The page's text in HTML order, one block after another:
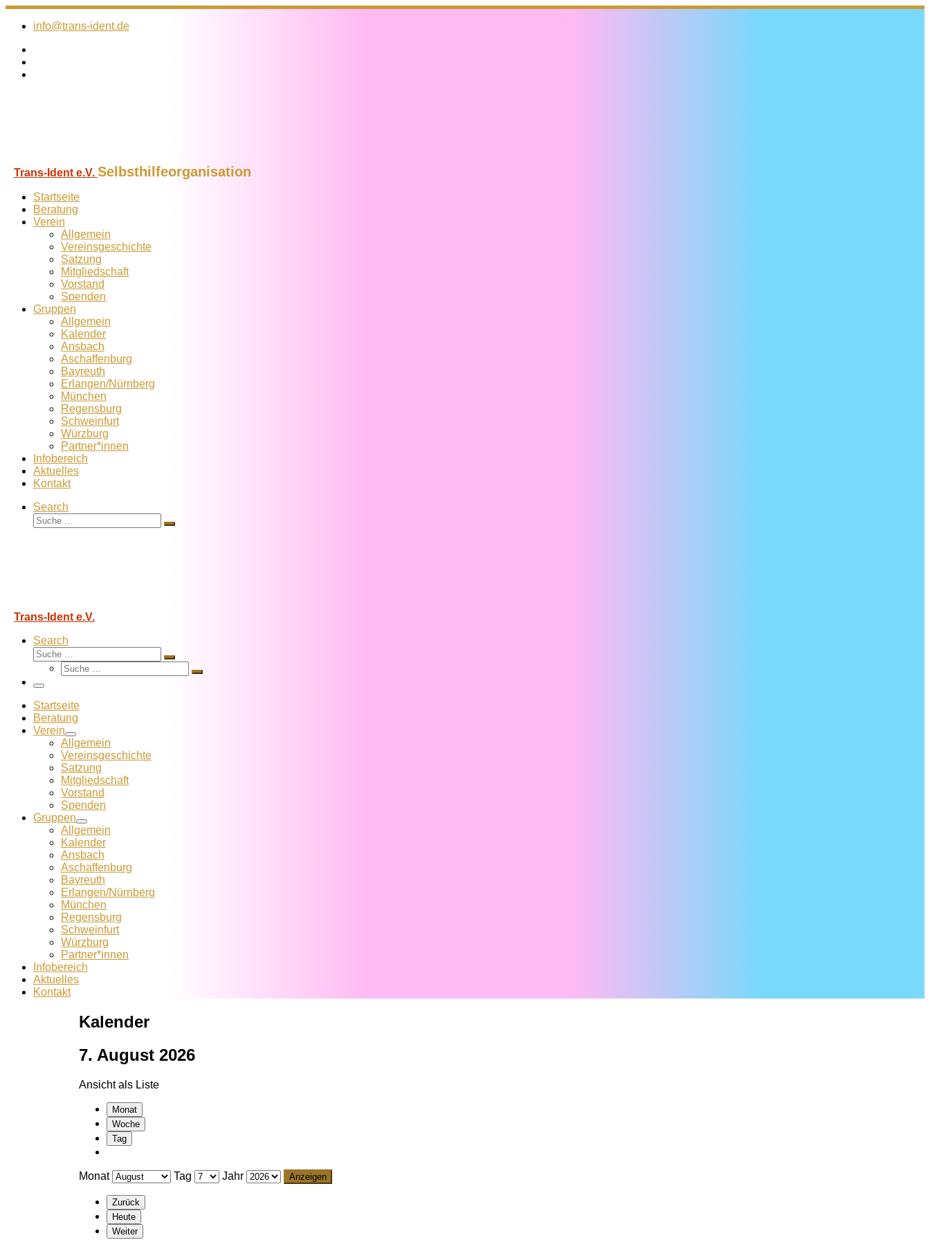
Zum
Inhalt
info@trans-ident.de
Trans-Ident e.V. Selbsthilfeorganisation
Startseite
Beratung
Verein
Allgemein
Vereins­geschichte
Satzung
Mitglied­schaft
Vorstand
Spenden
Gruppen
Allgemein
Kalender
Ansbach
Aschaffenburg
Bayreuth
Erlangen/Nürnberg
München
Regensburg
Schweinfurt
Würzburg
Partner*innen
Infobereich
Aktuelles
Kontakt
Search
Suche
Suche
Trans-Ident e.V.
Search
Suche
Suche
Suche
Suche
Menü
Startseite
Beratung
Verein
Allgemein
Vereins­geschichte
Satzung
Mitglied­schaft
Vorstand
Spenden
Gruppen
Allgemein
Kalender
Ansbach
Aschaffenburg
Bayreuth
Erlangen/Nürnberg
München
Regensburg
Schweinfurt
Würzburg
Partner*innen
Infobereich
Aktuelles
Kontakt
Kalender
7. August 2026
Ansicht als Liste
Monat
Woche
Tag
Monat Tag Jahr
Zurück
Heute
Weiter